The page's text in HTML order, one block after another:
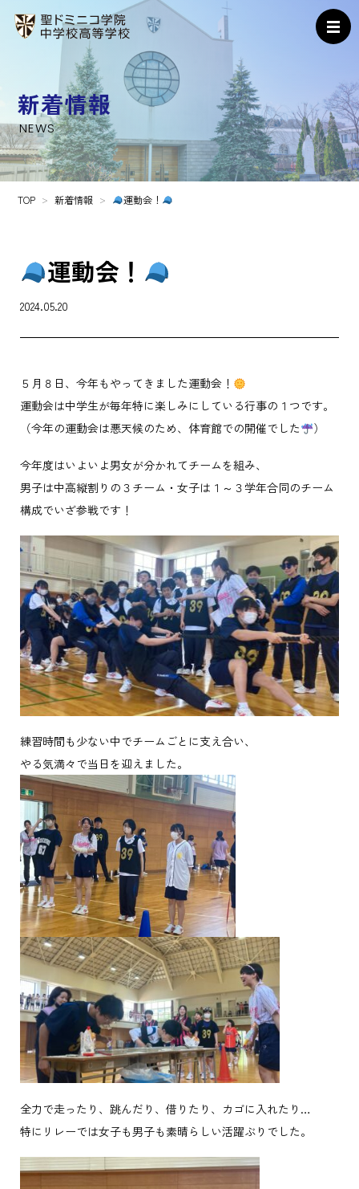
新着情報
NEWS
TOP 新着情報 運動会！
運動会！
2024.05.20
５月８日、今年もやってきました運動会！
運動会は中学生が毎年特に楽しみにしている行事の１つです。
（今年の運動会は悪天候のため、体育館での開催でした
）
今年度はいよいよ男女が分かれてチームを組み、
男子は中高縦割りの３チーム・女子は１～３学年合同のチーム
構成でいざ参戦です！
練習時間も少ない中でチームごとに支え合い、
やる気満々で当日を迎えました。
全力で走ったり、跳んだり、借りたり、カゴに入れたり…
特にリレーでは女子も男子も素晴らしい活躍ぶりでした。